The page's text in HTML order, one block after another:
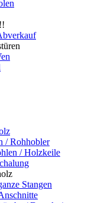
/ Rohhobler
/ Holzkeile
Stangen